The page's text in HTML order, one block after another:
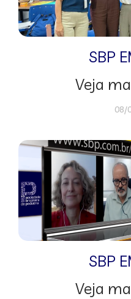
SBP
Veja
08/
SBP
Veja